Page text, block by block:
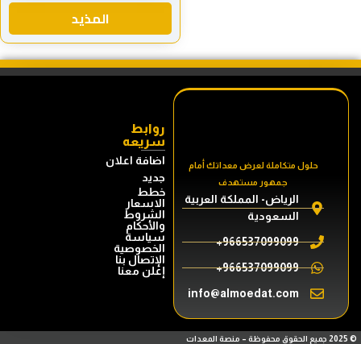
المذيد
حلول متكاملة لعرض معداتك أمام
جمهور مستهدف
الرياض- المملكة العربية
السعودية
966537099099+
966537099099+
info@almoedat.com
روابط
سريعه
اضافة اعلان
جديد
خطط
الاسعار
الشروط
والأحكام
سياسة
الخصوصية
الإتصال بنا
إعلن معنا
© 2025 جميع الحقوق محفوظة – منصة المعدات